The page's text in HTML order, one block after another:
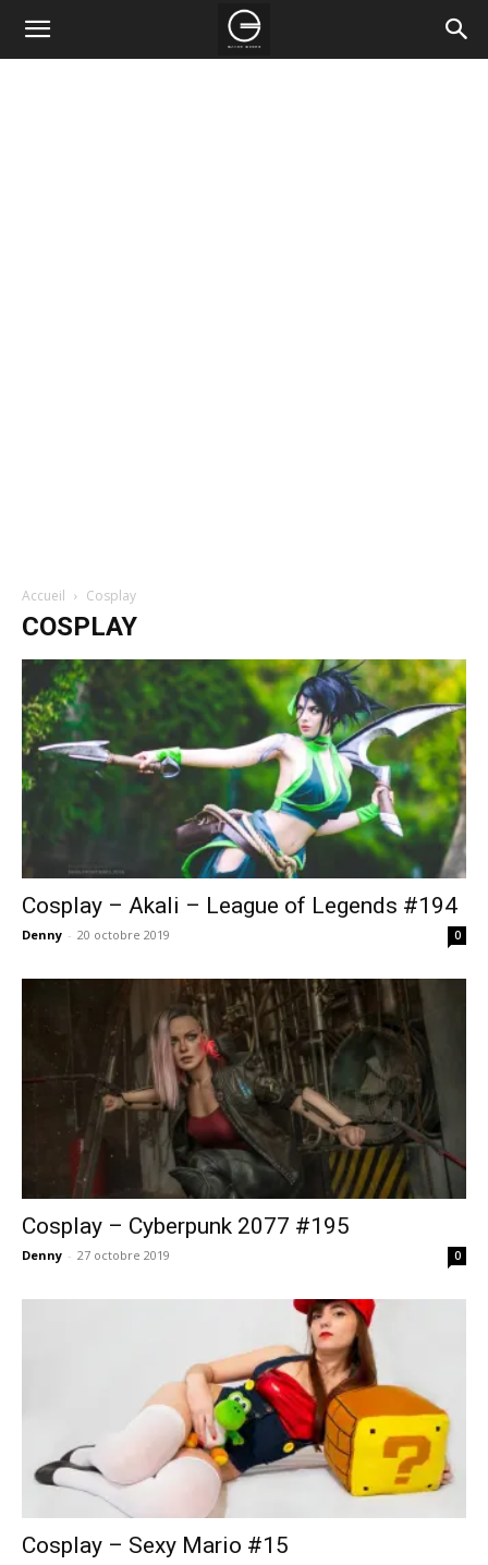
Accueil Cosplay
COSPLAY
Cosplay – Akali – League of Legends #194
Denny - 20 octobre 2019 0
Cosplay – Cyberpunk 2077 #195
Denny - 27 octobre 2019 0
Cosplay – Sexy Mario #15